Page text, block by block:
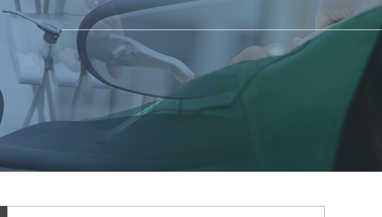
· 치과보존과 칼럼
· 치주과 칼럼